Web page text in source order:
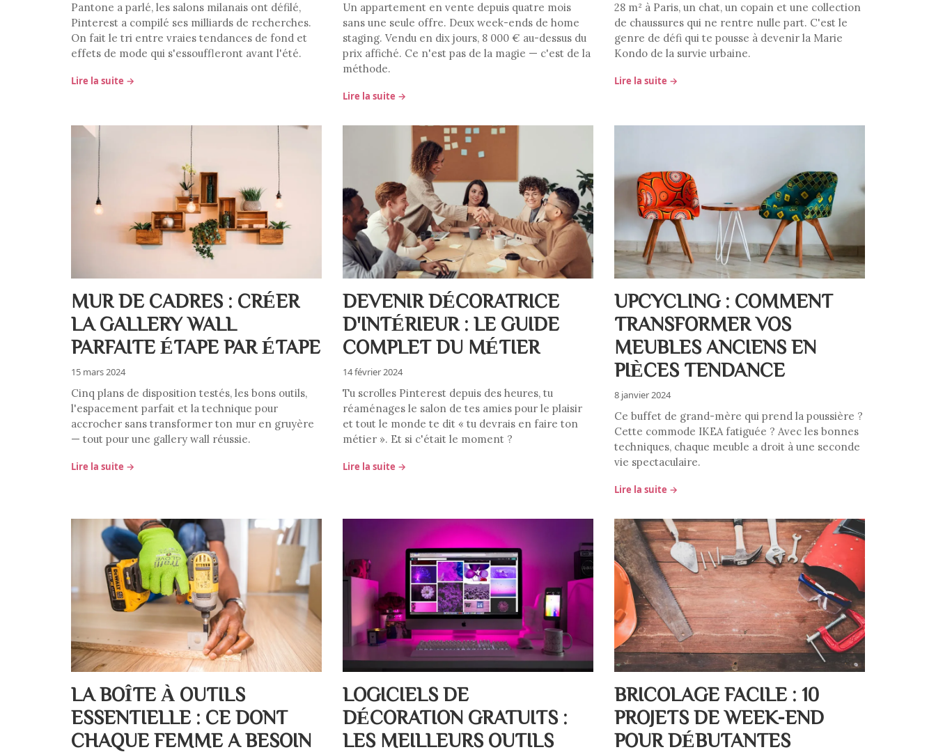
Pantone a parlé, les salons milanais ont défilé,
Pinterest a compilé ses milliards de recherches.
On fait le tri entre vraies tendances de fond et
effets de mode qui s'essouffleront avant l'été.
Lire la suite →
Un appartement en vente depuis quatre mois
sans une seule offre. Deux week-ends de home
staging. Vendu en dix jours, 8 000 € au-dessus du
prix affiché. Ce n'est pas de la magie — c'est de la
méthode.
Lire la suite →
28 m² à Paris, un chat, un copain et une collection
de chaussures qui ne rentre nulle part. C'est le
genre de défi qui te pousse à devenir la Marie
Kondo de la survie urbaine.
Lire la suite →
MUR DE CADRES : CRÉER
LA GALLERY WALL
PARFAITE ÉTAPE PAR ÉTAPE
15 mars 2024
Cinq plans de disposition testés, les bons outils,
l'espacement parfait et la technique pour
accrocher sans transformer ton mur en gruyère
— tout pour une gallery wall réussie.
Lire la suite →
DEVENIR DÉCORATRICE
D'INTÉRIEUR : LE GUIDE
COMPLET DU MÉTIER
14 février 2024
Tu scrolles Pinterest depuis des heures, tu
réaménages le salon de tes amies pour le plaisir
et tout le monde te dit « tu devrais en faire ton
métier ». Et si c'était le moment ?
Lire la suite →
UPCYCLING : COMMENT
TRANSFORMER VOS
MEUBLES ANCIENS EN
PIÈCES TENDANCE
8 janvier 2024
Ce buffet de grand-mère qui prend la poussière ?
Cette commode IKEA fatiguée ? Avec les bonnes
techniques, chaque meuble a droit à une seconde
vie spectaculaire.
Lire la suite →
LA BOÎTE À OUTILS
ESSENTIELLE : CE DONT
CHAQUE FEMME A BESOIN
LOGICIELS DE
DÉCORATION GRATUITS :
LES MEILLEURS OUTILS
BRICOLAGE FACILE : 10
PROJETS DE WEEK-END
POUR DÉBUTANTES